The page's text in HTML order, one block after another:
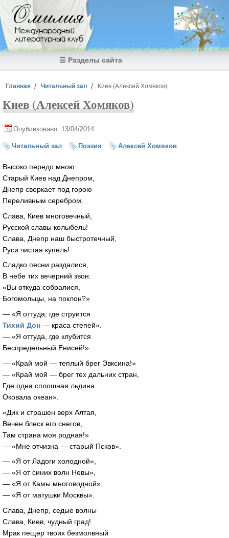
Перейти к основному содержанию
Омилия
Международный
литературный клуб
☰ Разделы сайта
Вы здесь
Главная Читальный зал Киев (Алексей Хомяков)
Киев (Алексей Хомяков)
Опубликовано: 13/04/2014
Читальный зал Поэзия Алексей Хомяков
Высоко передо мною
Старый Киев над Днепром,
Днепр сверкает под горою
Переливным серебром.
Слава, Киев многовечный,
Русской славы колыбель!
Слава, Днепр наш быстротечный,
Руси чистая купель!
Сладко песни раздалися,
В небе тих вечерний звон:
«Вы откуда собралися,
Богомольцы, на поклон?»
— «Я оттуда, где струится
Тихий Дон — краса степей».
— «Я оттуда, где клубится
Беспредельный Енисей!»
— «Край мой — теплый брег Эвксина!»
— «Край мой — брег тех дальних стран,
Где одна сплошная льдина
Оковала океан».
«Дик и страшен верх Алтая,
Вечен блеск его снегов,
Там страна моя родная!»
— «Мне отчизна — старый Псков».
— «Я от Ладоги холодной»,
— «Я от синих волн Невы»,
— «Я от Камы многоводной»,
— «Я от матушки Москвы».
Слава, Днепр, седые волны
Слава, Киев, чудный град!
Мрак пещер твоих безмолвный